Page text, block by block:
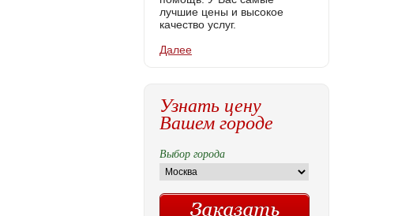
лучшие цены и высокое
качество услуг.
Далее
Узнать цену
Вашем городе
Выбор города